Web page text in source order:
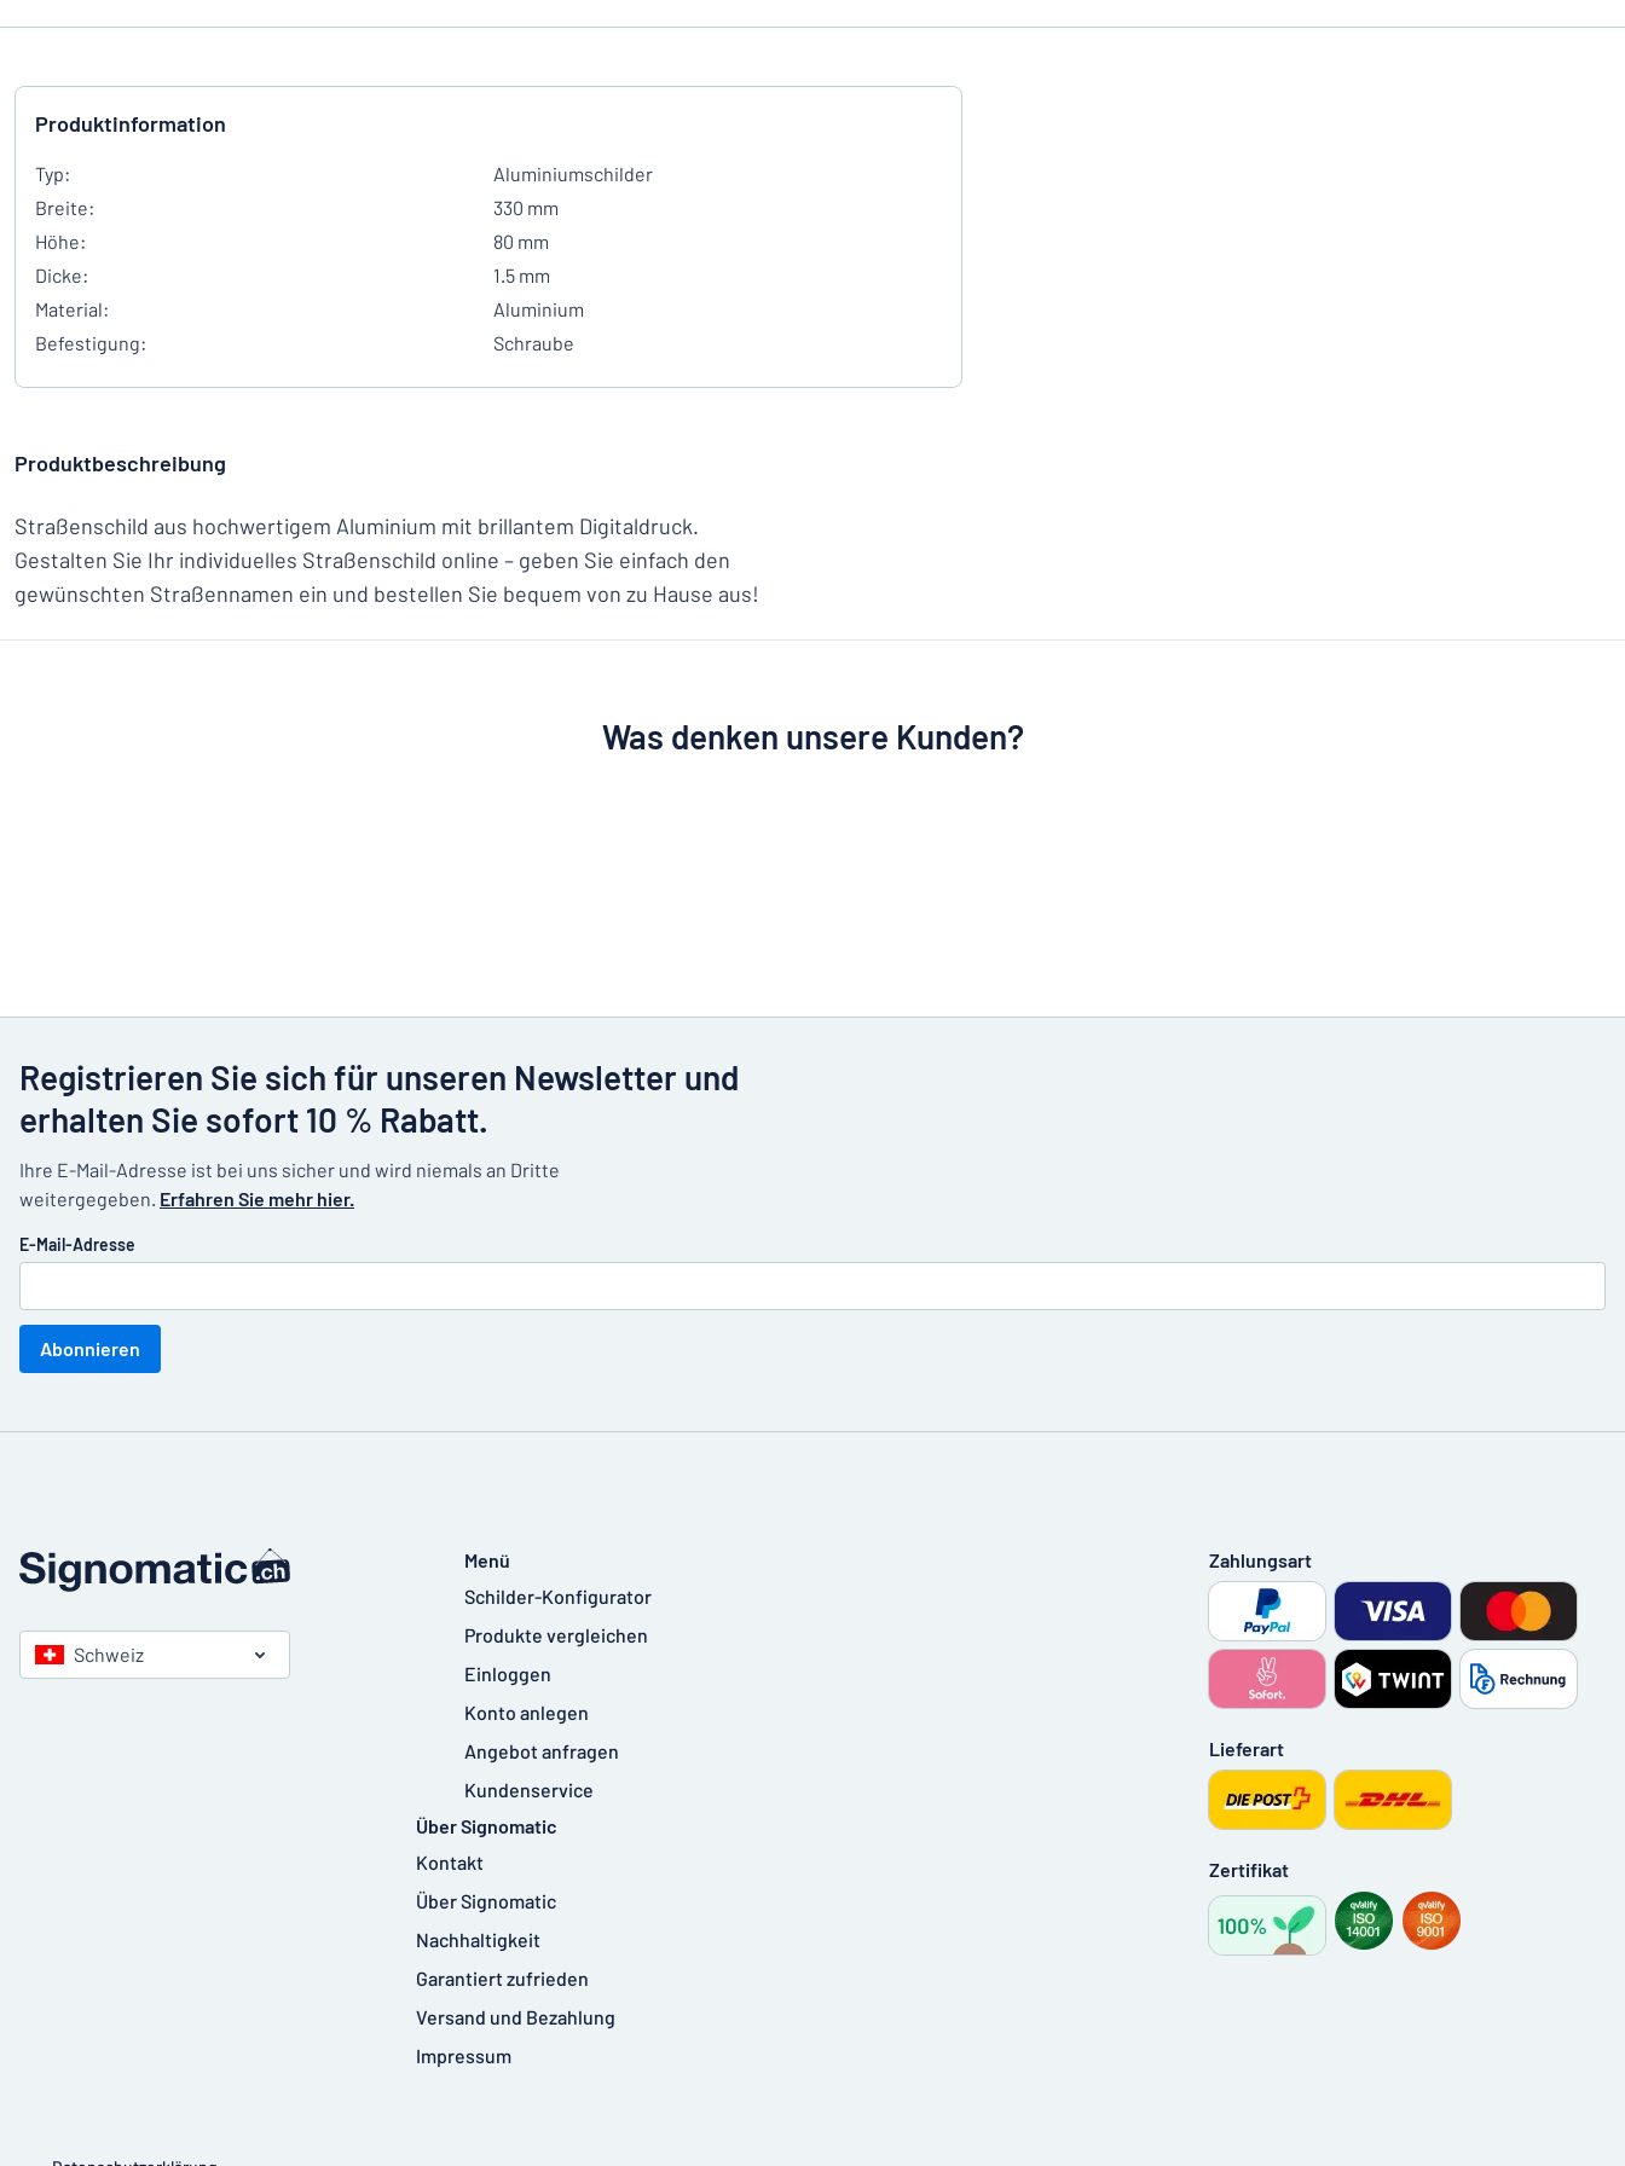
Produktinformation
Typ:
Aluminiumschilder
Breite:
330 mm
Höhe:
80 mm
Dicke:
1.5 mm
Material:
Aluminium
Befestigung:
Schraube
Produktbeschreibung
Straßenschild aus hochwertigem Aluminium mit brillantem Digitaldruck.
Gestalten Sie Ihr individuelles Straßenschild online – geben Sie einfach den
gewünschten Straßennamen ein und bestellen Sie bequem von zu Hause aus!
Was denken unsere Kunden?
Registrieren Sie sich für unseren Newsletter und
erhalten Sie sofort 10 % Rabatt.
Ihre E-Mail-Adresse ist bei uns sicher und wird niemals an Dritte
weitergegeben. Erfahren Sie mehr hier.
E-Mail-Adresse
Abonnieren
Schweiz
Menü
Schilder-Konfigurator
Produkte vergleichen
Einloggen
Konto anlegen
Angebot anfragen
Kundenservice
Über Signomatic
Kontakt
Über Signomatic
Nachhaltigkeit
Garantiert zufrieden
Versand und Bezahlung
Impressum
Zahlungsart
Lieferart
Zertifikat